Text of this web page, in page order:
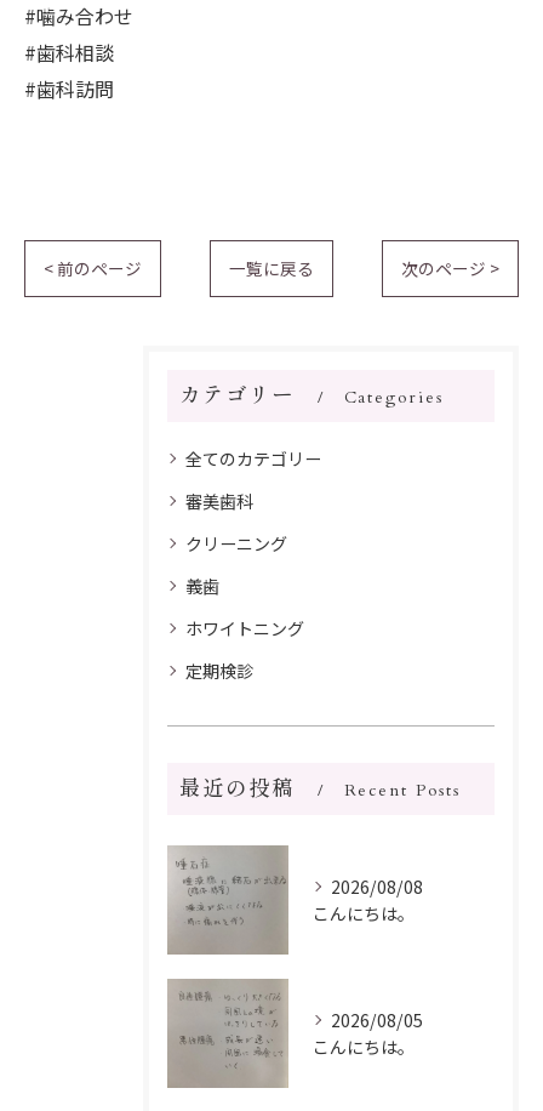
#噛み合わせ
#歯科相談
#歯科訪問
< 前のページ 一覧に戻る 次のページ >
カテゴリー Categories
全てのカテゴリー
審美歯科
クリーニング
義歯
ホワイトニング
定期検診
最近の投稿 Recent Posts
2026/08/08
こんにちは。
2026/08/05
こんにちは。